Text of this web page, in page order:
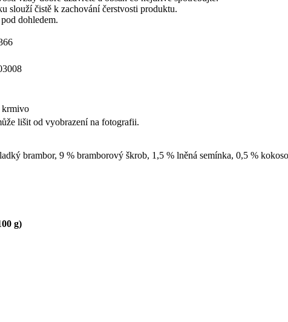
slouží čistě k zachování čerstvosti produktu.
dohledem.
krmivo
lišit od vyobrazení na fotografii.
brambor, 9 % bramborový škrob, 1,5 % lněná semínka, 0,5 %
g)